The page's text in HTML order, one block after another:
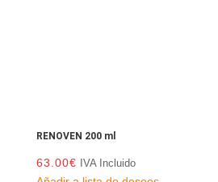
RENOVEN 200 ml
63.00€ IVA Incluido